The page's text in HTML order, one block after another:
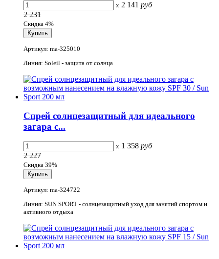
x 2 141 руб
2 231
Скидка 4%
Артикул: ma-325010
Линия: Soleil - защита от солнца
Спрей солнцезащитный для идеального
загара с...
x 1 358 руб
2 227
Скидка 39%
Артикул: ma-324722
Линия: SUN SPORT - солнцезащитный уход для занятий спортом и
активного отдыха